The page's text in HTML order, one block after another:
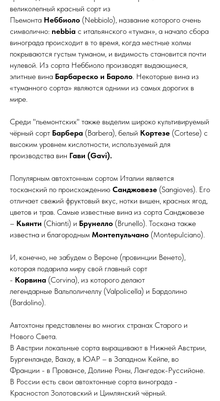
великолепный красный сорт из
Пьемонта Неббиоло (Nebbiolo), название которого очень
символично: nebbia с итальянского «туман», а начало сбора
винограда происходит в то время, когда местные холмы
покрываются густым туманом, и видимость становится почти
нулевой. Из сорта Неббиоло производят выдающиеся,
элитные вина Барбареско и Бароло. Некоторые вина из
«туманного сорта» являются одними из самых дорогих в
мире.
Среди "пьемонтских" также выделим широко культивируемый
чёрный сорт Барбера (Barbera), белый Кортезе (Cortese) с
высоким уровнем кислотности, используемый для
производства вин Гави (Gavi).
Популярным автохтонным сортом Италии является
тосканский по происхождению Санджовезе (Sangioves). Его
отличает свежий фруктовый вкус, нотки вишен, красных ягод,
цветов и трав. Самые известные вина из сорта Санджовезе
– Кьянти (Chianti) и Брунелло (Brunello). Тоскана также
известна и благородным Монтепульчано (Montepulciano).
И, конечно, не забудем о Вероне (провинции Венето),
которая подарила миру свой главный сорт
- Корвина (Corvina), из которого делают
легендарные Вальполичеллу (Valpolicella) и Бардолино
(Bardolino).
Автохтоны представлены во многих странах Старого и
Нового Света.
В Австрии локальные сорта выращивают в Нижней Австрии,
Бургенланде, Вахау, в ЮАР – в Западном Кейпе, во
Франции - в Провансе, Долине Роны, Лангедок-Руссийоне.
В России есть свои автохтонные сорта винограда -
Красностоп Золотовский и Цимлянский чёрный.